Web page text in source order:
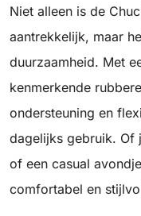
Niet alleen is de
aantrekkelijk, maar
duurzaamheid. Met
kenmerkende
ondersteuning en
dagelijks gebruik. Of
of een casual
comfortabel en